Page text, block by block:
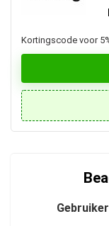
Kortingscode voor